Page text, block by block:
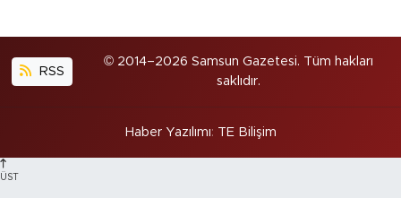
RSS
© 2014–2026 Samsun Gazetesi. Tüm hakları
saklıdır.
Haber Yazılımı: TE Bilişim
ÜST